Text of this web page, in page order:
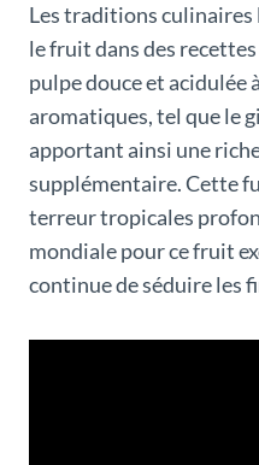
Les traditions
le fruit dans des
pulpe douce et acidulée
aromatiques, tel que le
apportant ainsi une
supplémentaire. Cette
terreur tropicales
mondiale pour ce fruit
continue de séduire les